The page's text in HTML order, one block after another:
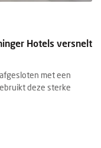
Hotels versnelt
met een
deze sterke